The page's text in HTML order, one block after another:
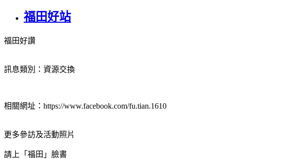
福田好站
福田好讚
訊息類別：資源交換
相關網址：https://www.facebook.com/fu.tian.1610
更多參訪及活動照片
請上「福田」臉書